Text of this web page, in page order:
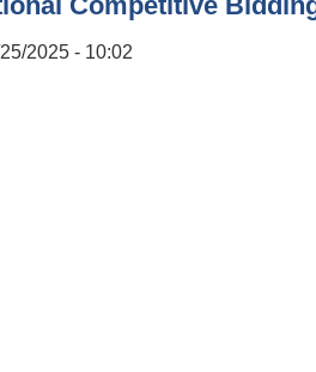
2025 - 10:02